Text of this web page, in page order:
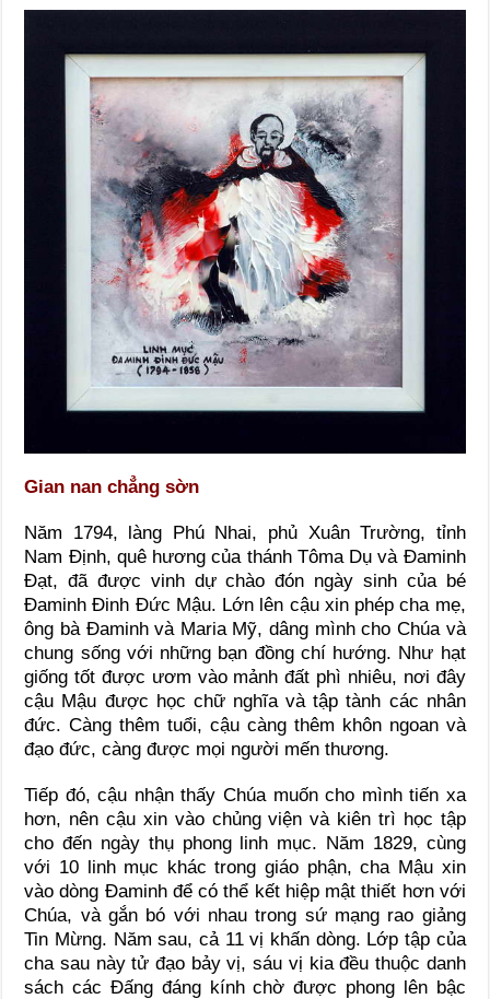
Gian nan chẳng sờn
Năm 1794, làng Phú Nhai, phủ Xuân Trường, tỉnh
Nam Định, quê hương của thánh Tôma Dụ và Đaminh
Đạt, đã được vinh dự chào đón ngày sinh của bé
Đaminh Đinh Đức Mậu. Lớn lên cậu xin phép cha mẹ,
ông bà Đaminh và Maria Mỹ, dâng mình cho Chúa và
chung sống với những bạn đồng chí hướng. Như hạt
giống tốt được ươm vào mảnh đất phì nhiêu, nơi đây
cậu Mậu được học chữ nghĩa và tập tành các nhân
đức. Càng thêm tuổi, cậu càng thêm khôn ngoan và
đạo đức, càng được mọi người mến thương.
Tiếp đó, cậu nhận thấy Chúa muốn cho mình tiến xa
hơn, nên cậu xin vào chủng viện và kiên trì học tập
cho đến ngày thụ phong linh mục. Năm 1829, cùng
với 10 linh mục khác trong giáo phận, cha Mậu xin
vào dòng Đaminh để có thể kết hiệp mật thiết hơn với
Chúa, và gắn bó với nhau trong sứ mạng rao giảng
Tin Mừng. Năm sau, cả 11 vị khấn dòng. Lớp tập của
cha sau này tử đạo bảy vị, sáu vị kia đều thuộc danh
sách các Đấng đáng kính chờ được phong lên bậc